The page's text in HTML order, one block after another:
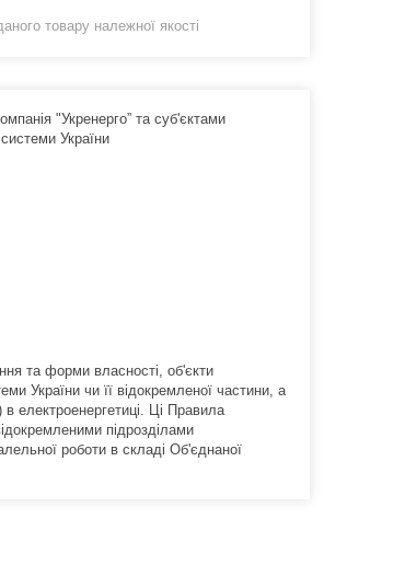
товару належної якості
"Укренерго” та суб'єктами
України
та форми власності, об'єкти
України чи її відокремленої частини, а
електроенергетиці. Ці Правила
підрозділами
роботи в складі Об'єднаної